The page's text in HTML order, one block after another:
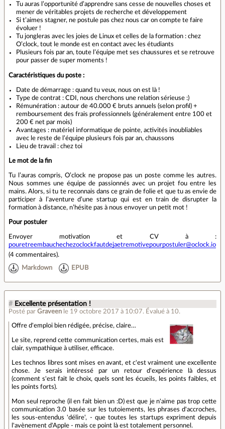
Tu auras l’opportunité d’apprendre sans cesse de nouvelles choses et
mener de véritables projets de recherche et développement
Si t’aimes stagner, ne postule pas chez nous car on compte te faire
évoluer !
Tu jongleras avec les joies de Linux et celles de la formation : chez
O’clock, tout le monde est en contact avec les étudiants
Plusieurs fois par an, toute l’équipe met ses chaussures et se retrouve
pour passer de super moments !
Caractéristiques du poste :
Date de démarrage : quand tu veux, nous on est là !
Type de contrat : CDI, nous cherchons une relation sérieuse :)
Rémunération : autour de 40.000 € bruts annuels (selon profil) +
remboursement des frais professionnels (généralement entre 100 et
200 € net par mois)
Avantages : matériel informatique de pointe, activités inoubliables
avec le reste de l’équipe plusieurs fois par an, chaussons
Lieu de travail : chez toi
Le mot de la fin
Tu l’auras compris, O’clock ne propose pas un poste comme les autres.
Nous sommes une équipe de passionnés avec un projet fou entre les
mains. Alors, si tu te reconnais dans ce grain de folie et que tu as envie de
participer à l’aventure d’une startup qui est en train de disrupter la
formation à distance, n’hésite pas à nous envoyer un petit mot !
Pour postuler
Envoyer motivation et CV à :
pouretreembauchechezoclockfautdejaetremotivepourpostuler@oclock.io
(4 commentaires).
Markdown EPUB
# Excellente présentation !
Posté par Graveen le 19 octobre 2017 à 10:07. Évalué à 10.
Offre d'emploi bien rédigée, précise, claire…
Le site, reprend cette communication certes, mais est
clair, sympathique à utiliser, efficace.
Les technos libres sont mises en avant, et c'est vraiment une excellente
chose. Je serais intéressé par un retour d'expérience là dessus
(comment s'est fait le choix, quels sont les écueils, les points faibles, et
les points forts).
Mon seul reproche (il en fait bien un :D) est que je n'aime pas trop cette
communication 3.0 basée sur les tutoiements, les phrases d'accroches,
les sous-entendus 'délire', - que toutes les startups expriment depuis
l'avènement d'Apple - mais ce point là est totalement personnel.